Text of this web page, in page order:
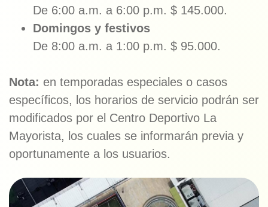
De 6:00 a.m. a 6:00 p.m. $ 145.000.
Domingos y festivos
De 8:00 a.m. a 1:00 p.m. $ 95.000.
Nota: en temporadas especiales o casos
específicos, los horarios de servicio podrán ser
modificados por el Centro Deportivo La
Mayorista, los cuales se informarán previa y
oportunamente a los usuarios.